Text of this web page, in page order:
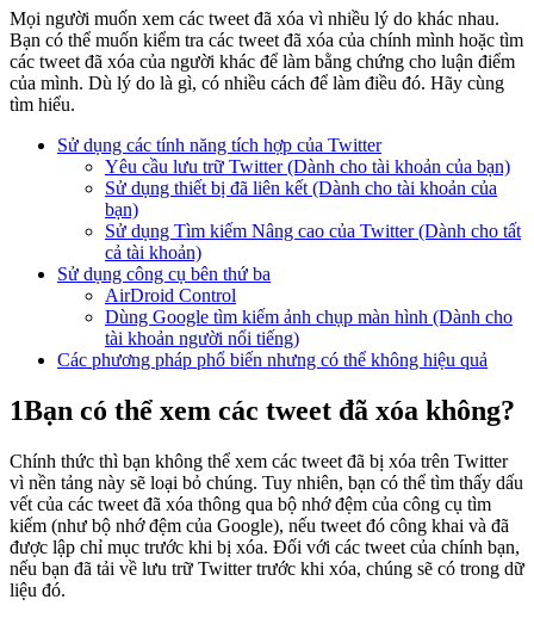
Mọi người muốn xem các tweet đã xóa vì nhiều lý do khác nhau.
Bạn có thể muốn kiểm tra các tweet đã xóa của chính mình hoặc tìm
các tweet đã xóa của người khác để làm bằng chứng cho luận điểm
của mình. Dù lý do là gì, có nhiều cách để làm điều đó. Hãy cùng
tìm hiểu.
Sử dụng các tính năng tích hợp của Twitter
Yêu cầu lưu trữ Twitter (Dành cho tài khoản của bạn)
Sử dụng thiết bị đã liên kết (Dành cho tài khoản của
bạn)
Sử dụng Tìm kiếm Nâng cao của Twitter (Dành cho tất
cả tài khoản)
Sử dụng công cụ bên thứ ba
AirDroid Control
Dùng Google tìm kiếm ảnh chụp màn hình (Dành cho
tài khoản người nổi tiếng)
Các phương pháp phổ biến nhưng có thể không hiệu quả
1Bạn có thể xem các tweet đã xóa không?
Chính thức thì bạn không thể xem các tweet đã bị xóa trên Twitter
vì nền tảng này sẽ loại bỏ chúng. Tuy nhiên, bạn có thể tìm thấy dấu
vết của các tweet đã xóa thông qua bộ nhớ đệm của công cụ tìm
kiếm (như bộ nhớ đệm của Google), nếu tweet đó công khai và đã
được lập chỉ mục trước khi bị xóa. Đối với các tweet của chính bạn,
nếu bạn đã tải về lưu trữ Twitter trước khi xóa, chúng sẽ có trong dữ
liệu đó.